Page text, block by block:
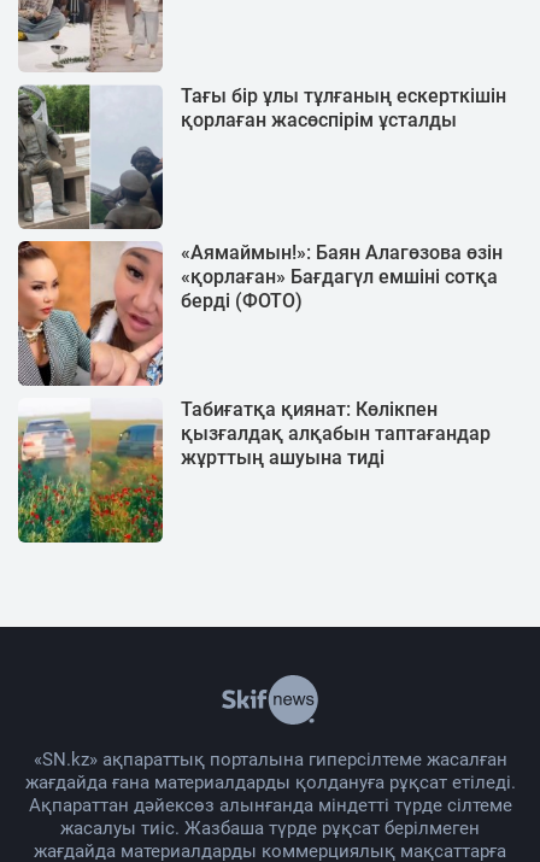
Тағы бір ұлы тұлғаның ескерткішін
қорлаған жасөспірім ұсталды
«Аямаймын!»: Баян Алагөзова өзін
«қорлаған» Бағдагүл емшіні сотқа
берді (ФОТО)
Табиғатқа қиянат: Көлікпен
қызғалдақ алқабын таптағандар
жұрттың ашуына тиді
«SN.kz» ақпараттық порталына гиперсілтеме жасалған
жағдайда ғана материалдарды қолдануға рұқсат етіледі.
Ақпараттан дәйексөз алынғанда міндетті түрде сілтеме
жасалуы тиіс. Жазбаша түрде рұқсат берілмеген
жағдайда материалдарды коммерциялық мақсаттарға